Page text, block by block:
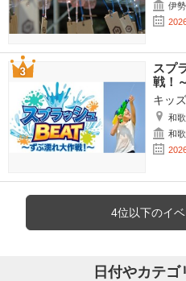
伊
スプ
戦！
キッ
和
和
4位以下のイ
日付やカテ